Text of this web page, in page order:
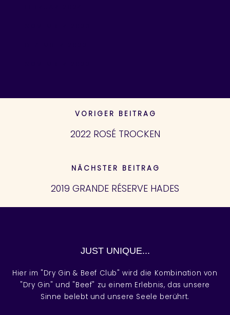
VORIGER BEITRAG
2022 ROSÉ TROCKEN
NÄCHSTER BEITRAG
2019 GRANDE RÉSERVE HADES
JUST UNIQUE...
Hier im "Dry Gin & Beef Club" wird die Kombination von
"Dry Gin" und "Beef" zu einem Erlebnis, das unsere
Sinne belebt und unsere Seele berührt.